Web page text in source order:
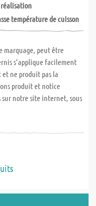
température de cuisson
marquage, peut être
s‘applique facilement
ne produit pas la
produit et notice
notre site internet, sous